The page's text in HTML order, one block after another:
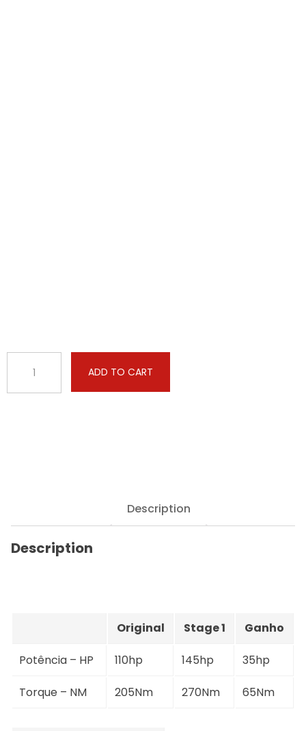
C3
ADD TO CART
Description
Description
Original Stage 1 Ganho
Potência – HP 110hp 145hp 35hp
Torque – NM 205Nm 270Nm 65Nm